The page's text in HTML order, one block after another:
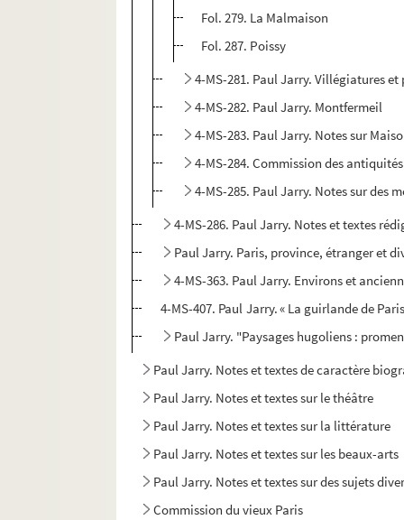
Fol. 279. La Malmaison
Fol. 287. Poissy
4-MS-281. Paul Jarry. Villégiatures
4-MS-282. Paul Jarry. Montfermeil
4-MS-283. Paul Jarry. Notes sur
4-MS-284. Commission des
4-MS-285. Paul Jarry. Notes sur des
4-MS-286. Paul Jarry. Notes et textes
Paul Jarry. Paris, province, étranger et
4-MS-363. Paul Jarry. Environs et
4-MS-407. Paul Jarry. « La guirlande de
Paul Jarry. "Paysages hugoliens :
Paul Jarry. Notes et textes de caractère
Paul Jarry. Notes et textes sur le théâtre
Paul Jarry. Notes et textes sur la littérature
Paul Jarry. Notes et textes sur les beaux-arts
Paul Jarry. Notes et textes sur des sujets
Commission du vieux Paris